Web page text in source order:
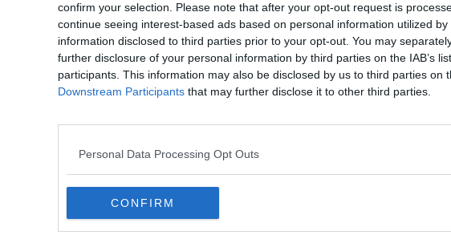
confirm your selection. Please note that after your opt-out request is
continue seeing interest-based ads based on personal information utilized
information disclosed to third parties prior to your opt-out. You may
further disclosure of your personal information by third parties on the IAB’s
participants. This information may also be disclosed by us to third parties on
Downstream Participants that may further disclose it to other third parties.
Personal Data Processing Opt Outs
CONFIRM
di Tucidide, o della 3ª C
umana
- Quasi un compito in classe
lezione
amico
sultano